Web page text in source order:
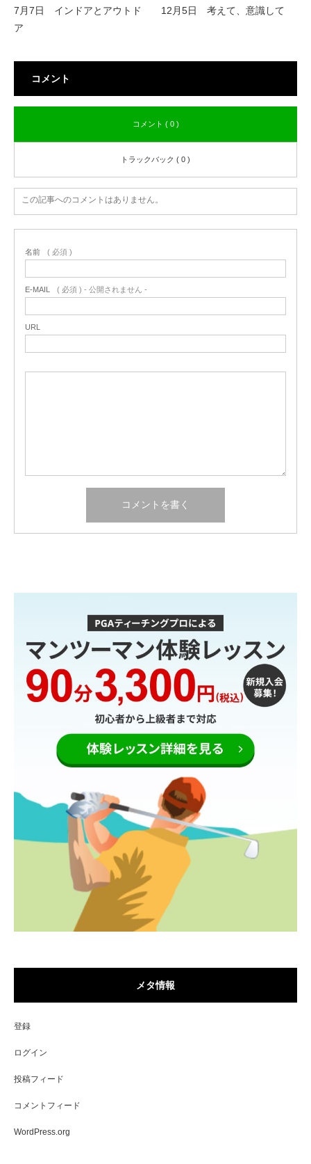
7月7日 インドアとアウトド
ア
12月5日 考えて、意識して
コメント
コメント ( 0 )
トラックバック ( 0 )
この記事へのコメントはありません。
名前 ( 必須 )
E-MAIL ( 必須 ) - 公開されません -
URL
メタ情報
登録
ログイン
投稿フィード
コメントフィード
WordPress.org